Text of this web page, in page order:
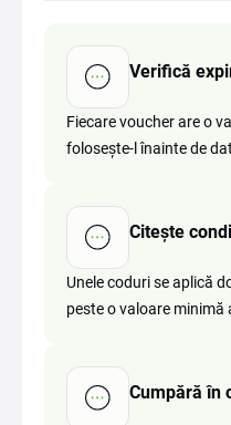
Verifică
Fiecare voucher are o
folosește-l înainte de
Citește
Unele coduri se aplică
peste o valoare minimă
Cumpără în